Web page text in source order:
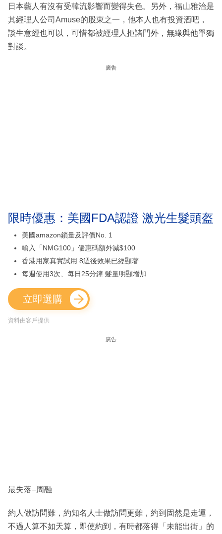
日本藝人有沒有受韓流影響而變得失色。另外，福山雅治是
其經理人公司Amuse的股東之一，他本人也有投資酒吧，
談生意經也可以，可惜都被經理人拒諸門外，無緣與他單獨
對談。
廣告
限時優惠：美國FDA認證 激光生髮頭盔
美國amazon鎖量及評價No. 1
輸入「NMG100」優惠碼額外減$100
香港用家真實試用 8週後效果已經顯著
每週使用3次、每日25分鐘 髮量明顯增加
立即選購
資料由客戶提供
廣告
最失落–周融
約人做訪問難，約知名人士做訪問更難，約到固然是走運，
不過人算不如天算，即使約到，有時都落得「未能出街」的